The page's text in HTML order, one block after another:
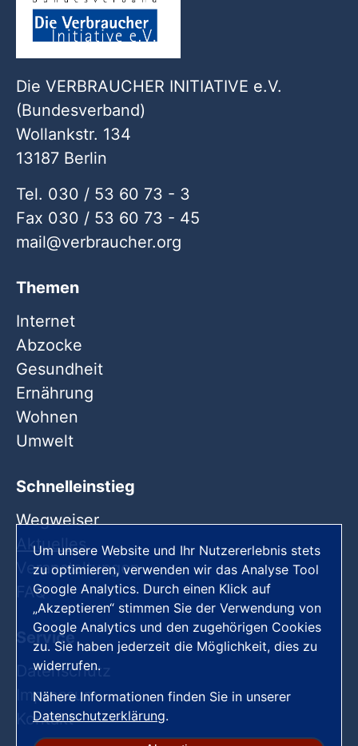
Die VERBRAUCHER INITIATIVE e.V.
(Bundesverband)
Wollankstr. 134
13187 Berlin
Tel. 030 / 53 60 73 - 3
Fax 030 / 53 60 73 - 45
mail
verbraucher org
Themen
Internet
Abzocke
Gesundheit
Ernährung
Wohnen
Umwelt
Schnelleinstieg
Wegweiser
Aktuelles
Veranstaltungen
FAQ
Service
Datenschutz
Impressum
Kontakt
Um unsere Website und Ihr Nutzererlebnis stets
zu optimieren, verwenden wir das Analyse Tool
Google Analytics. Durch einen Klick auf
„Akzeptieren“ stimmen Sie der Verwendung von
Google Analytics und den zugehörigen Cookies
zu. Sie haben jederzeit die Möglichkeit, dies zu
widerrufen.
Nähere Informationen finden Sie in unserer
Datenschutzerklärung.